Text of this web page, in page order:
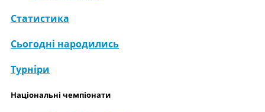
Статистика
Сьогодні народились
Турніри
Національні чемпіонати